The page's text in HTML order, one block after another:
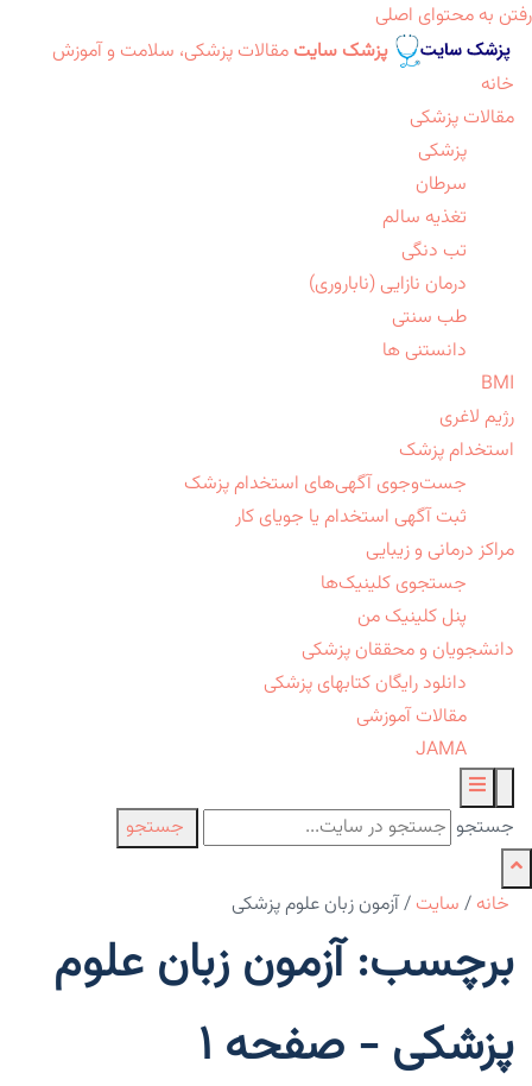
رفتن به محتوای اصلی
پزشک سایت مقالات پزشکی، سلامت و آموزش
خانه
مقالات پزشکی
پزشکی
سرطان
تغذیه سالم
تب دنگی
درمان نازایی (ناباروری)
طب سنتی
دانستنی ها
BMI
رژیم لاغری
استخدام پزشک
جست‌وجوی آگهی‌های استخدام پزشک
ثبت آگهی استخدام یا جویای کار
مراکز درمانی و زیبایی
جستجوی کلینیک‌ها
پنل کلینیک من
دانشجویان و محققان پزشکی
دانلود رایگان کتابهای پزشکی
مقالات آموزشی
JAMA
جستجو جستجو
خانه / سایت /آزمون زبان علوم پزشکی
برچسب: آزمون زبان علوم
پزشکی - صفحه 1